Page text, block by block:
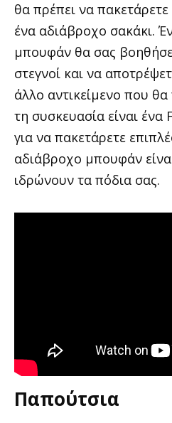
θα πρέπει να
ένα αδιάβροχο σακάκι.
μπουφάν θα σας
στεγνοί και να
άλλο αντικείμενο που θα
τη συσκευασία είναι
για να πακετάρετε
αδιάβροχο μπουφάν
ιδρώνουν τα πόδια σας.
Παπούτσια